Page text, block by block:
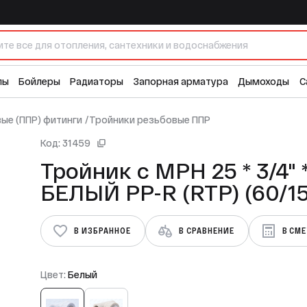
Бойлеры Радиаторы Запорная арматура Дымоходы
(ППР) фитинги /Тройники резьбовые ППР
Код: 31459
Тройник с МРН 25 * 3/4"
БЕЛЫЙ PP-R (RTP)
В ИЗБРАННОЕ В СРАВНЕНИЕ В
Цвет:Белый
(60/15)